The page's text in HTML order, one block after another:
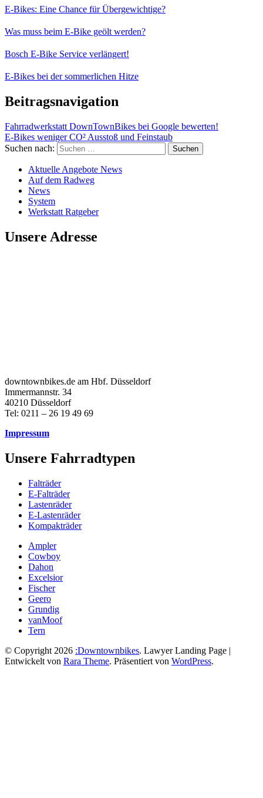
E-Bikes: Eine Chance für Übergewichtige?
Was muss beim E-Bike geölt werden?
Bosch E-Bike Service verlängert!
E-Bikes bei der sommerlichen Hitze
Beitragsnavigation
Fahrradwerkstatt DownTownBikes bei Google bewerten!
E-Bikes weniger CO² Ausstoß und Feinstaub
Suchen nach:
Aktuelle Angebote News
Auf dem Radweg
News
System
Werkstatt Ratgeber
Unsere Adresse
downtownbikes.de am Hbf. Düsseldorf
Immermannstr. 34
40210 Düsseldorf
Tel: 0211 – 26 19 49 69
Impressum
Unsere Fahrradtypen
Falträder
E-Falträder
Lastenräder
E-Lastenräder
Kompakträder
Ampler
Cowboy
Dahon
Excelsior
Fischer
Geero
Grundig
vanMoof
Tern
© Copyright 2026 :Downtownbikes. Lawyer Landing Page |
Entwickelt von Rara Theme. Präsentiert von WordPress.